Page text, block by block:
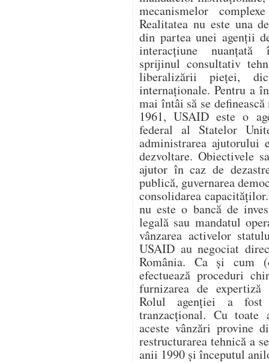
mecanismelor
Realitatea nu este una
din partea unei agenții
interacțiune
sprijinul consultativ
liberalizării pieței,
internaționale. Pentru a
mai întâi să se
1961, USAID este o
federal al Statelor
administrarea ajutorului
dezvoltare. Obiectivele
ajutor în caz de
publică, guvernarea
consolidarea
nu este o bancă de
legală sau mandatul
vânzarea activelor
USAID au negociat
România. Ca și cum
efectuează proceduri
furnizarea de expertiză
Rolul agenției a fost
tranzacțional. Cu toate
aceste vânzări provine
restructurarea tehnică a
anii 1990 și începutul